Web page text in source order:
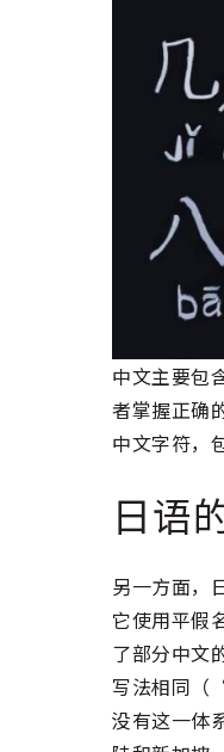
中文主要包
者掌握正确
中文字符，
日语
另一方面，
它使用平假
了部分中
写法相同
没有这一体